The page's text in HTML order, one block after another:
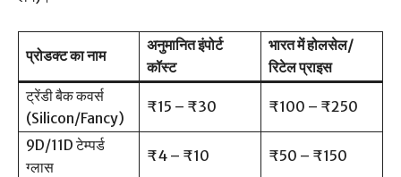
प्रोडक्ट का नाम
अनुमानित इंपोर्ट
कॉस्ट
भारत में होलसेल/
रिटेल प्राइस
ट्रेंडी बैक कवर्स
(Silicon/Fancy)
₹15 – ₹30 ₹100 – ₹250
9D/11D टेम्पर्ड
ग्लास
₹4 – ₹10 ₹50 – ₹150